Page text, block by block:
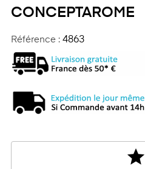
CONCEPTAROME
Référence : 4863
star